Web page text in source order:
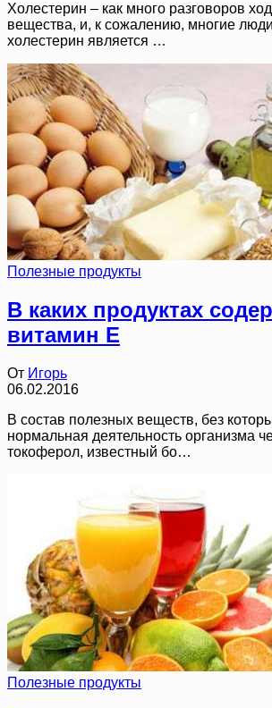
Холестерин – как много разговоров
вещества, и, к сожалению, многие люди
холестерин является …
Полезные продукты
В каких продуктах
витамин E
От Игорь
06.02.2016
В состав полезных веществ, без
нормальная деятельность организма
токоферол, известный бо…
Полезные продукты